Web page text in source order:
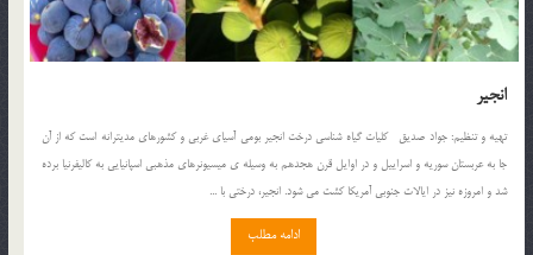
انجير
تهيه و تنظيم: جواد صديق کليات گياه شناسي درخت انجير بومي آسياي غربي و کشورهاي مديترانه است که از آن
جا به عربستان سوريه و اسراييل و در اوايل قرن هجدهم به وسيله ي ميسيونرهاي مذهبي اسپانيايي به کاليفرنيا برده
شد و امروزه نيز در ايالات جنوبي آمريکا کشت مي شود. انجير، درختي با ...
ادامه مطلب